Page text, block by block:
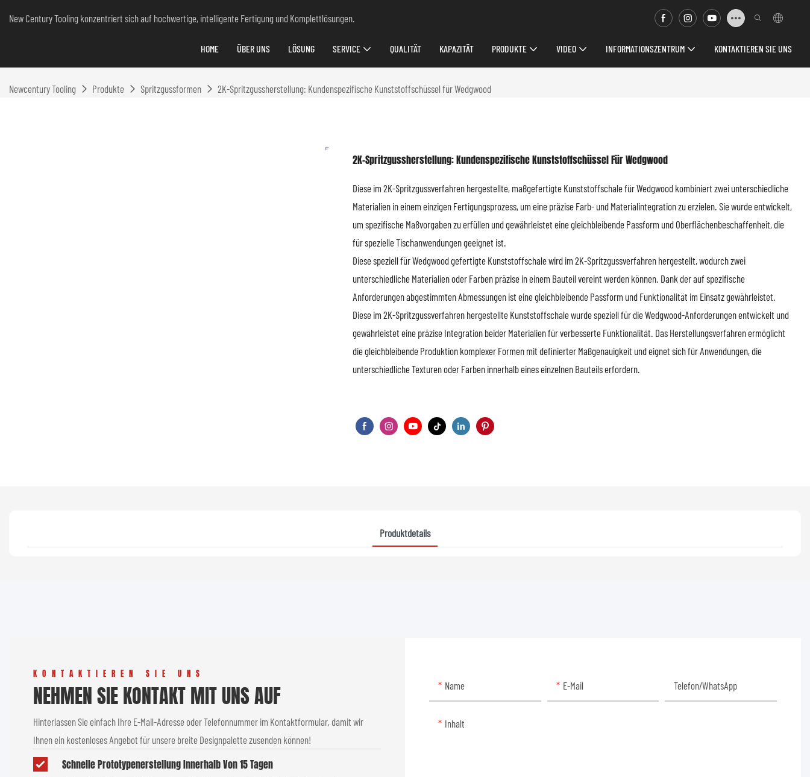
New Century Tooling konzentriert sich auf hochwertige, intelligente Fertigung und Komplettlösungen.
HOME ÜBER UNS LÖSUNG SERVICE QUALITÄT KAPAZITÄT PRODUKTE VIDEO INFORMATIONSZENTRUM KONTAKTIEREN SIE UNS
Newcentury Tooling Produkte Spritzgussformen 2K-Spritzgussherstellung: Kundenspezifische Kunststoffschüssel für Wedgwood
2K-Spritzgussherstellung: Kundenspezifische Kunststoffschüssel Für Wedgwood
Diese im 2K-Spritzgussverfahren hergestellte, maßgefertigte Kunststoffschale für Wedgwood kombiniert zwei unterschiedliche
Materialien in einem einzigen Fertigungsprozess, um eine präzise Farb- und Materialintegration zu erzielen. Sie wurde entwickelt,
um spezifische Maßvorgaben zu erfüllen und gewährleistet eine gleichbleibende Passform und Oberflächenbeschaffenheit, die
für spezielle Tischanwendungen geeignet ist.
Diese speziell für Wedgwood gefertigte Kunststoffschale wird im 2K-Spritzgussverfahren hergestellt, wodurch zwei
unterschiedliche Materialien oder Farben präzise in einem Bauteil vereint werden können. Dank der auf spezifische
Anforderungen abgestimmten Abmessungen ist eine gleichbleibende Passform und Funktionalität im Einsatz gewährleistet.
Diese im 2K-Spritzgussverfahren hergestellte Kunststoffschale wurde speziell für die Wedgwood-Anforderungen entwickelt und
gewährleistet eine präzise Integration beider Materialien für verbesserte Funktionalität. Das Herstellungsverfahren ermöglicht
die gleichbleibende Produktion komplexer Formen mit definierter Maßgenauigkeit und eignet sich für Anwendungen, die
unterschiedliche Texturen oder Farben innerhalb eines einzelnen Bauteils erfordern.
Produktdetails
KONTAKTIEREN SIE UNS
NEHMEN SIE KONTAKT MIT UNS AUF
Hinterlassen Sie einfach Ihre E-Mail-Adresse oder Telefonnummer im Kontaktformular, damit wir
Ihnen ein kostenloses Angebot für unsere breite Designpalette zusenden können!
Schnelle Prototypenerstellung Innerhalb Von 15 Tagen
Name E-Mail Telefon/WhatsApp
Inhalt